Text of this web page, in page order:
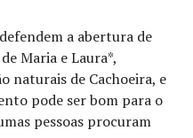
a abertura de
Maria e Laura*,
naturais de Cachoeira, e
pode ser bom para o
pessoas procuram